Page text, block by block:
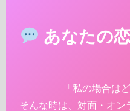
あなたの
「私の場合は
そんな時は、対面・オン